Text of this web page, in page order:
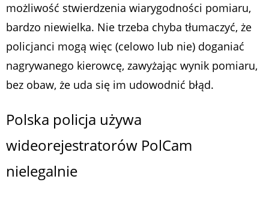
możliwość stwierdzenia wiarygodności pomiaru,
bardzo niewielka. Nie trzeba chyba tłumaczyć, że
policjanci mogą więc (celowo lub nie) doganiać
nagrywanego kierowcę, zawyżając wynik pomiaru,
bez obaw, że uda się im udowodnić błąd.
Polska policja używa
wideorejestratorów PolCam
nielegalnie